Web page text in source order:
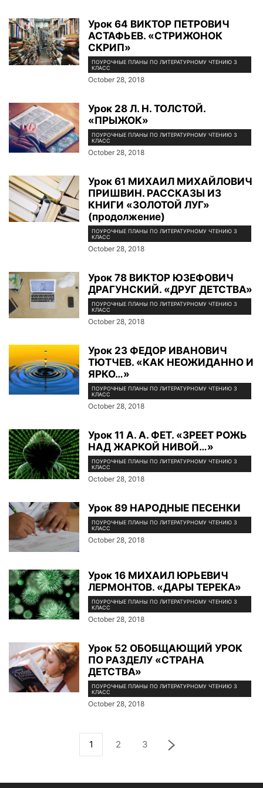
Урок 64 ВИКТОР ПЕТРОВИЧ
АСТАФЬЕВ. «СТРИЖОНОК
СКРИП»
ПОУРОЧНЫЕ ПЛАНЫ ПО ЛИТЕРАТУРНОМУ ЧТЕНИЮ 3
КЛАСС
October 28, 2018
Урок 28 Л. Н. ТОЛСТОЙ.
«ПРЫЖОК»
ПОУРОЧНЫЕ ПЛАНЫ ПО ЛИТЕРАТУРНОМУ ЧТЕНИЮ 3
КЛАСС
October 28, 2018
Урок 61 МИХАИЛ МИХАЙЛОВИЧ
ПРИШВИН. РАССКАЗЫ ИЗ
КНИГИ «ЗОЛОТОЙ ЛУГ»
(продолжение)
ПОУРОЧНЫЕ ПЛАНЫ ПО ЛИТЕРАТУРНОМУ ЧТЕНИЮ 3
КЛАСС
October 28, 2018
Урок 78 ВИКТОР ЮЗЕФОВИЧ
ДРАГУНСКИЙ. «ДРУГ ДЕТСТВА»
ПОУРОЧНЫЕ ПЛАНЫ ПО ЛИТЕРАТУРНОМУ ЧТЕНИЮ 3
КЛАСС
October 28, 2018
Урок 23 ФЕДОР ИВАНОВИЧ
ТЮТЧЕВ. «КАК НЕОЖИДАННО И
ЯРКО…»
ПОУРОЧНЫЕ ПЛАНЫ ПО ЛИТЕРАТУРНОМУ ЧТЕНИЮ 3
КЛАСС
October 28, 2018
Урок 11 А. А. ФЕТ. «ЗРЕЕТ РОЖЬ
НАД ЖАРКОЙ НИВОЙ…»
ПОУРОЧНЫЕ ПЛАНЫ ПО ЛИТЕРАТУРНОМУ ЧТЕНИЮ 3
КЛАСС
October 28, 2018
Урок 89 НАРОДНЫЕ ПЕСЕНКИ
ПОУРОЧНЫЕ ПЛАНЫ ПО ЛИТЕРАТУРНОМУ ЧТЕНИЮ 3
КЛАСС
October 28, 2018
Урок 16 МИХАИЛ ЮРЬЕВИЧ
ЛЕРМОНТОВ. «ДАРЫ ТЕРЕКА»
ПОУРОЧНЫЕ ПЛАНЫ ПО ЛИТЕРАТУРНОМУ ЧТЕНИЮ 3
КЛАСС
October 28, 2018
Урок 52 ОБОБЩАЮЩИЙ УРОК
ПО РАЗДЕЛУ «СТРАНА
ДЕТСТВА»
ПОУРОЧНЫЕ ПЛАНЫ ПО ЛИТЕРАТУРНОМУ ЧТЕНИЮ 3
КЛАСС
October 28, 2018
1 2 3